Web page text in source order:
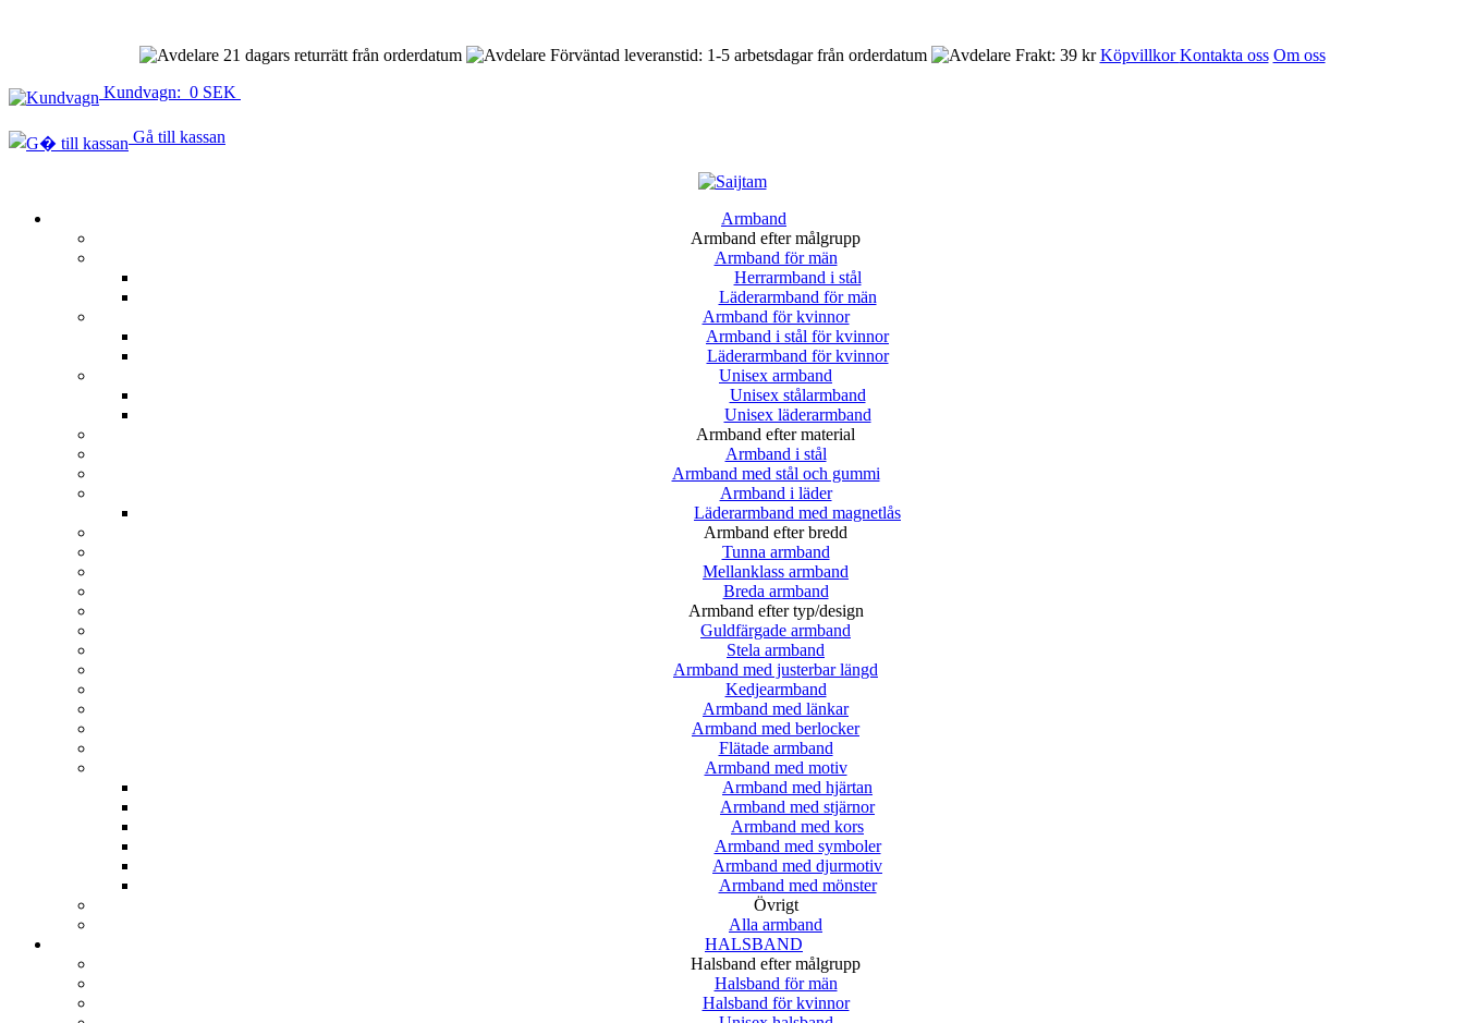
21 dagars returrätt från orderdatum Förväntad leveranstid: 1-5 arbetsdagar från orderdatum Frakt: 39 krKöpvillkorKontakta oss Om oss
Kundvagn: 0 SEK
Gå till kassan
Armband
Armband efter målgrupp
Armband för män
Herrarmband i stål
Läderarmband för män
Armband för kvinnor
Armband i stål för kvinnor
Läderarmband för kvinnor
Unisex armband
Unisex stålarmband
Unisex läderarmband
Armband efter material
Armband i stål
Armband med stål och gummi
Armband i läder
Läderarmband med magnetlås
Armband efter bredd
Tunna armband
Mellanklass armband
Breda armband
Armband efter typ/design
Guldfärgade armband
Stela armband
Armband med justerbar längd
Kedjearmband
Armband med länkar
Armband med berlocker
Flätade armband
Armband med motiv
Armband med hjärtan
Armband med stjärnor
Armband med kors
Armband med symboler
Armband med djurmotiv
Armband med mönster
Övrigt
Alla armband
HALSBAND
Halsband efter målgrupp
Halsband för män
Halsband för kvinnor